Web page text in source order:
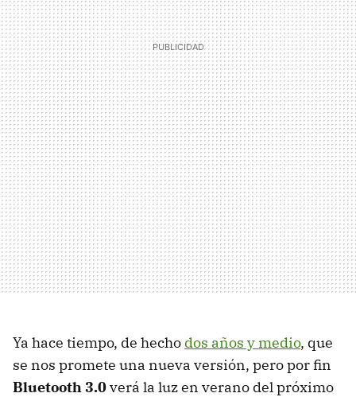
Ya hace tiempo, de hecho dos años y medio, que
se nos promete una nueva versión, pero por fin
Bluetooth 3.0verá la luz en verano del próximo